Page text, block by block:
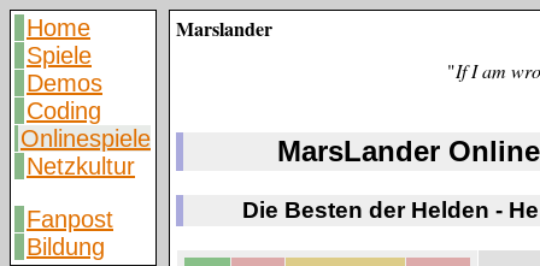
Home
Spiele
Demos
Coding
Onlinespiele
Netzkultur
Fanpost
Bildung
Marslander
"If I am
MarsLander
Die Besten der Helden -